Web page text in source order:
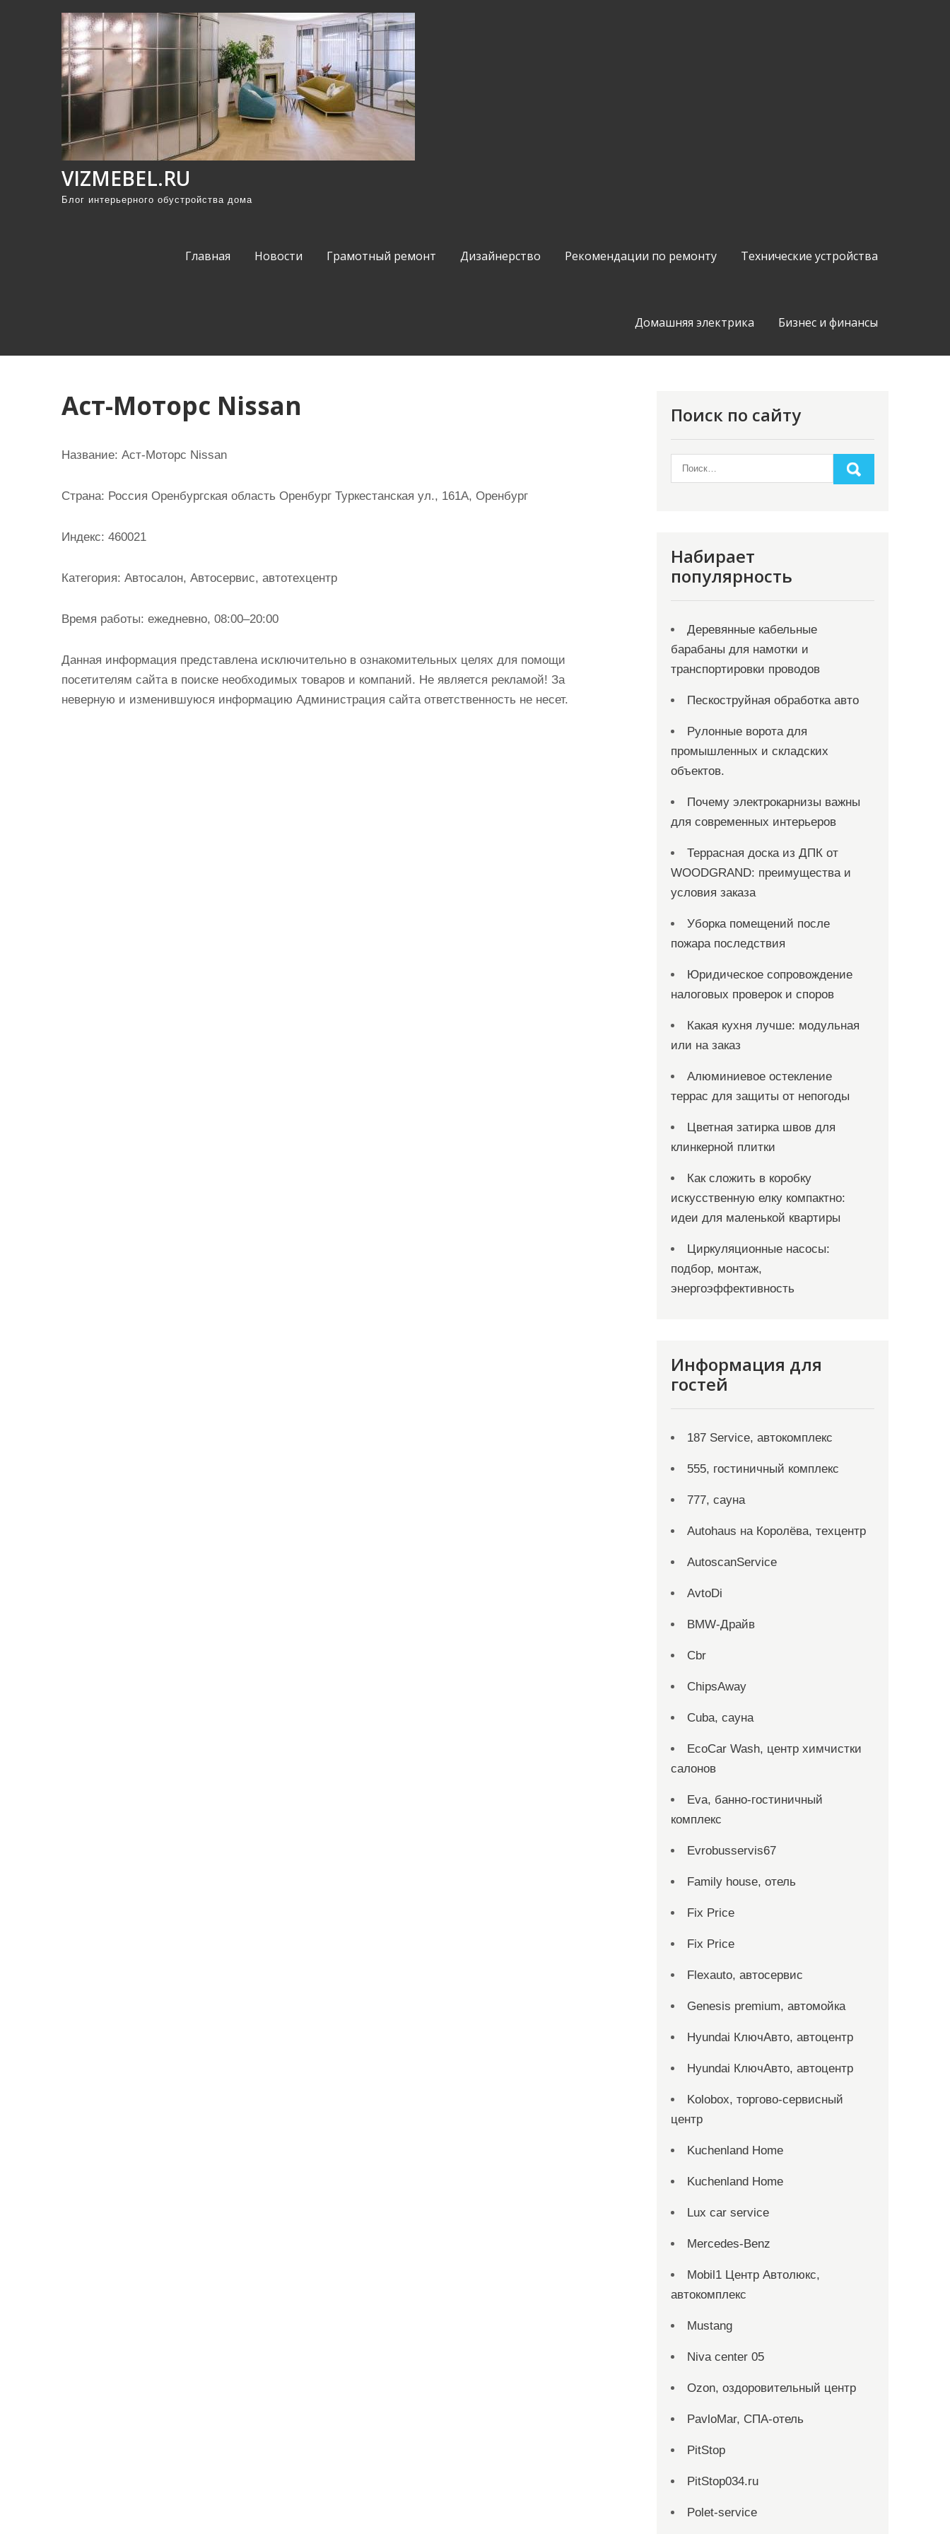
VIZMEBEL.RU
Блог интерьерного обустройства дома
Главная Новости Грамотный ремонт Дизайнерство Рекомендации по ремонту Технические устройства
Домашняя электрика Бизнес и финансы
Аст-Моторс Nissan
Название: Аст-Моторс Nissan
Страна: Россия Оренбургская область Оренбург Туркестанская ул., 161А, Оренбург
Индекс: 460021
Категория: Автосалон, Автосервис, автотехцентр
Время работы: ежедневно, 08:00–20:00
Данная информация представлена исключительно в ознакомительных целях для помощи
посетителям сайта в поиске необходимых товаров и компаний. Не является рекламой! За
неверную и изменившуюся информацию Администрация сайта ответственность не несет.
Поиск по сайту
Набирает
популярность
Деревянные кабельные
барабаны для намотки и
транспортировки проводов
Пескоструйная обработка авто
Рулонные ворота для
промышленных и складских
объектов.
Почему электрокарнизы важны
для современных интерьеров
Террасная доска из ДПК от
WOODGRAND: преимущества и
условия заказа
Уборка помещений после
пожара последствия
Юридическое сопровождение
налоговых проверок и споров
Какая кухня лучше: модульная
или на заказ
Алюминиевое остекление
террас для защиты от непогоды
Цветная затирка швов для
клинкерной плитки
Как сложить в коробку
искусственную елку компактно:
идеи для маленькой квартиры
Циркуляционные насосы:
подбор, монтаж,
энергоэффективность
Информация для
гостей
187 Service, автокомплекс
555, гостиничный комплекс
777, сауна
Autohaus на Королёва, техцентр
AutoscanService
AvtoDi
BMW-Драйв
Cbr
ChipsAway
Cuba, сауна
EcoCar Wash, центр химчистки
салонов
Eva, банно-гостиничный
комплекс
Evrobusservis67
Family house, отель
Fix Price
Fix Price
Flexauto, автосервис
Genesis premium, автомойка
Hyundai КлючАвто, автоцентр
Hyundai КлючАвто, автоцентр
Kolobox, торгово-сервисный
центр
Kuchenland Home
Kuchenland Home
Lux car service
Mercedes-Benz
Mobil1 Центр Автолюкс,
автокомплекс
Mustang
Niva center 05
Ozon, оздоровительный центр
PavloMar, СПА-отель
PitStop
PitStop034.ru
Polet-service